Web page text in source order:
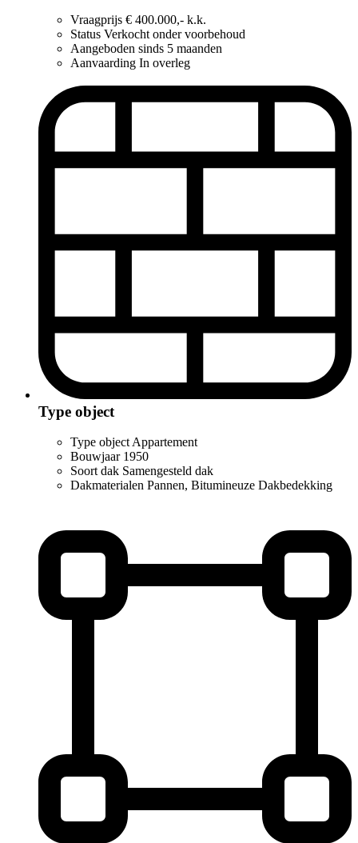
Vraagprijs € 400.000,- k.k.
Status Verkocht onder voorbehoud
Aangeboden sinds 5 maanden
Aanvaarding In overleg
Type object
Type object Appartement
Bouwjaar 1950
Soort dak Samengesteld dak
Dakmaterialen Pannen, Bitumineuze Dakbedekking